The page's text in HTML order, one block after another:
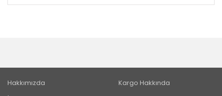
Hakkımızda
Kargo Hakkında